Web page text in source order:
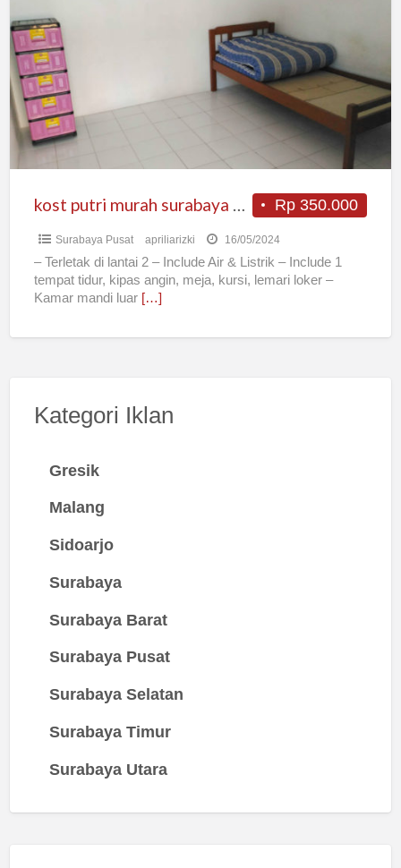
murah
surabaya
pusat
Rp 350.000
kost putri murah surabaya pusat
Surabaya Pusat apriliarizki 16/05/2024
– Terletak di lantai 2 – Include Air & Listrik – Include 1
tempat tidur, kipas angin, meja, kursi, lemari loker –
Kamar mandi luar […]
Kategori Iklan
Gresik
Malang
Sidoarjo
Surabaya
Surabaya Barat
Surabaya Pusat
Surabaya Selatan
Surabaya Timur
Surabaya Utara